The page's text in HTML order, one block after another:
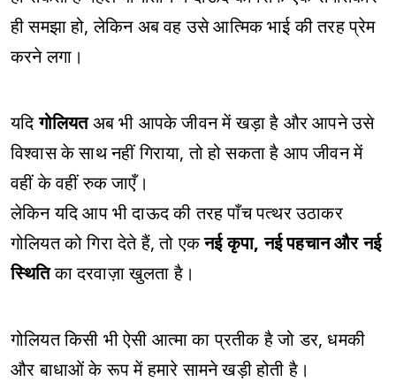
ही समझा हो, लेकिन अब वह उसे आत्मिक भाई की तरह प्रेम
करने लगा।
यदिगोलियतअब भी आपके जीवन में खड़ा है और आपने उसे
विश्वास के साथ नहीं गिराया, तो हो सकता है आप जीवन में
वहीं के वहीं रुक जाएँ।
लेकिन यदि आप भी दाऊद की तरह पाँच पत्थर उठाकर
गोलियत को गिरा देते हैं, तो एकनई कृपा, नई पहचान और नई
स्थितिका दरवाज़ा खुलता है।
गोलियत किसी भी ऐसी आत्मा का प्रतीक है जो डर, धमकी
और बाधाओं के रूप में हमारे सामने खड़ी होती है।